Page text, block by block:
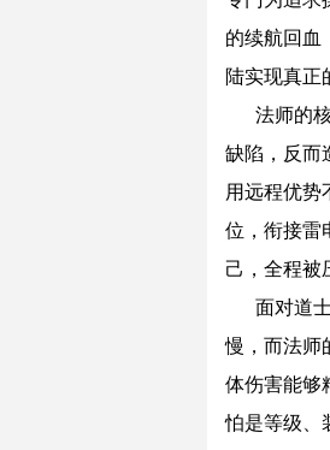
的续航回血
陆实现真正
法师的
缺陷，反而
用远程优势
位，衔接雷
己，全程被
面对道
慢，而法师
体伤害能够
怕是等级、